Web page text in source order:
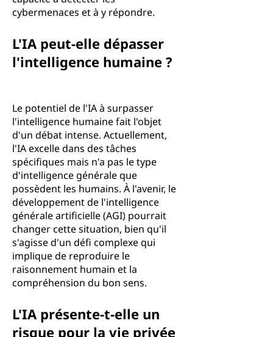
cybermenaces et à y répondre.
L'IA peut-elle dépasser
l'intelligence humaine ?
Le potentiel de l'IA à surpasser
l'intelligence humaine fait l'objet
d'un débat intense. Actuellement,
l'IA excelle dans des tâches
spécifiques mais n'a pas le type
d'intelligence générale que
possèdent les humains. À l'avenir, le
développement de l'intelligence
générale artificielle (AGI) pourrait
changer cette situation, bien qu'il
s'agisse d'un défi complexe qui
implique de reproduire le
raisonnement humain et la
compréhension du bon sens.
L'IA présente-t-elle un
risque pour la vie privée